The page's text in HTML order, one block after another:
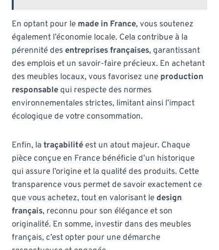
En optant pour le made in France, vous soutenez
également l’économie locale. Cela contribue à la
pérennité des entreprises françaises, garantissant
des emplois et un savoir-faire précieux. En achetant
des meubles locaux, vous favorisez une production
responsable qui respecte des normes
environnementales strictes, limitant ainsi l’impact
écologique de votre consommation.
Enfin, la traçabilité est un atout majeur. Chaque
pièce conçue en France bénéficie d’un historique
qui assure l’origine et la qualité des produits. Cette
transparence vous permet de savoir exactement ce
que vous achetez, tout en valorisant le design
français, reconnu pour son élégance et son
originalité. En somme, investir dans des meubles
français, c’est opter pour une démarche